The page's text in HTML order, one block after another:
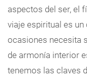
aspectos del ser, el
viaje espiritual es
ocasiones necesita
de armonía interior
tenemos las claves